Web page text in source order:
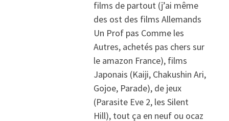
films de partout (j’ai même
des ost des films Allemands
Un Prof pas Comme les
Autres, achetés pas chers sur
le amazon France), films
Japonais (Kaiji, Chakushin Ari,
Gojoe, Parade), de jeux
(Parasite Eve 2, les Silent
Hill), tout ça en neuf ou ocaz